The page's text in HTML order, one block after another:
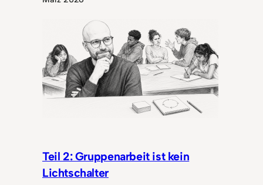
Teil 2: Gruppenarbeit ist kein
Lichtschalter